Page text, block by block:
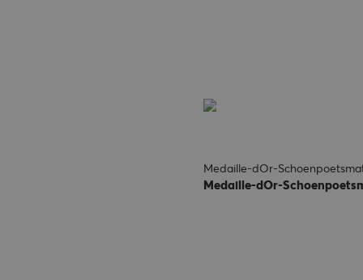
Medaille-dOr-
Medaille-dOr-